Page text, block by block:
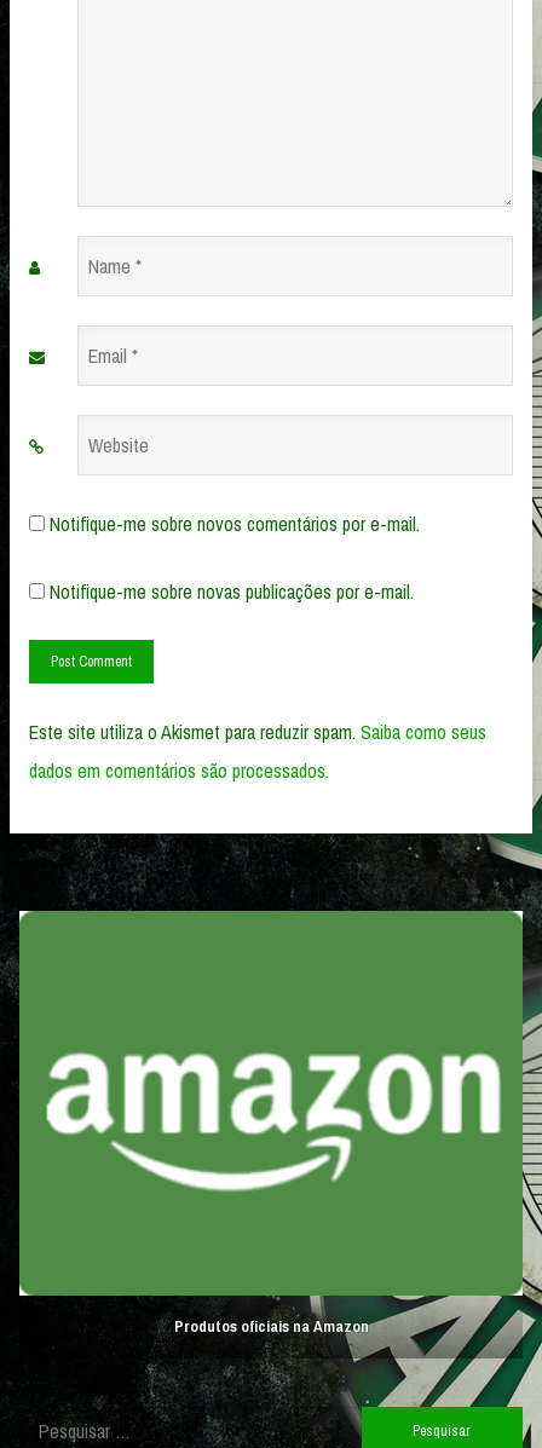
Name
Email
Website
Notifique-me sobre novos comentários por e-mail.
Notifique-me sobre novas publicações por e-mail.
Este site utiliza o Akismet para reduzir spam.Saiba como seus
dados em comentários são processados.
Produtos oficiais na Amazon
Pesquisar